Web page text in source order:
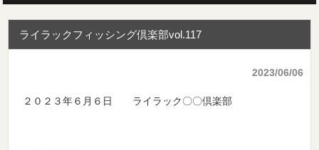
ライラックフィッシング倶楽部vol.117
2023/06/06
２０２３年６月６日 ライラック〇〇倶楽部